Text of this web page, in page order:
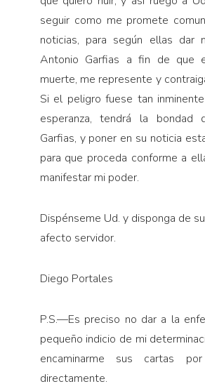
seguir como me promete
noticias, para según ellas dar
Antonio Garfias a fin de que
muerte, me represente y
Si el peligro fuese tan
esperanza, tendrá la bondad
Garfias, y poner en su noticia
para que proceda conforme a
manifestar mi poder.
Dispénseme Ud. y disponga de
afecto servidor.
Diego Portales
P.S.—Es preciso no dar a la
pequeño indicio de mi
en­caminarme sus cartas
directamente.